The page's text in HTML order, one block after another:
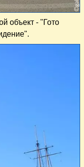
объект - "Гото